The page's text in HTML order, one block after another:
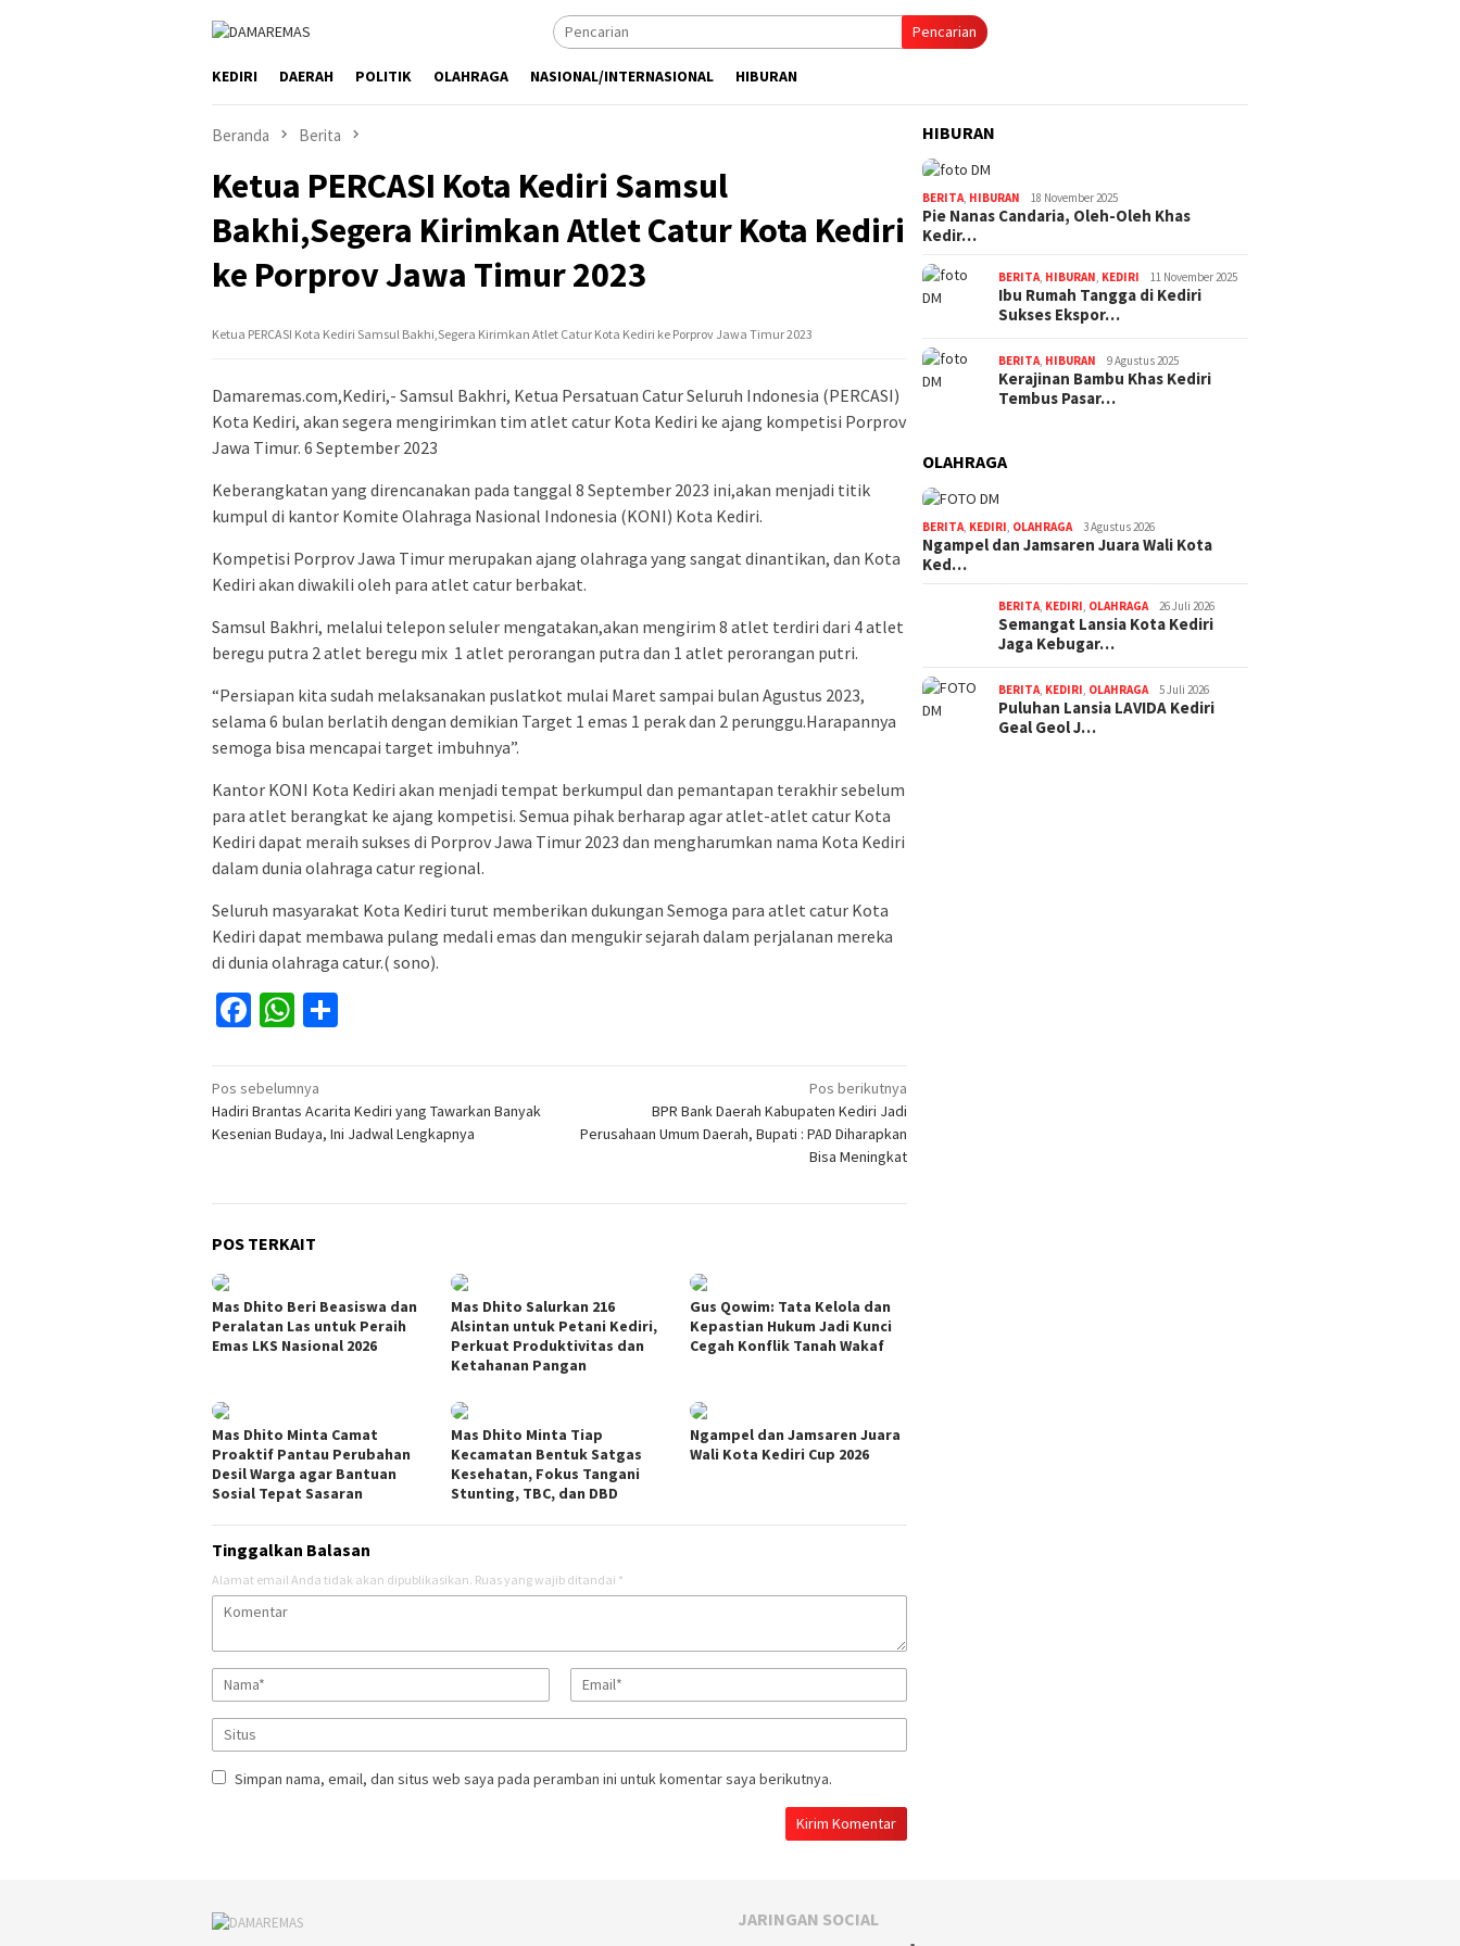
Pencarian
KEDIRI DAERAH POLITIK OLAHRAGA NASIONAL/INTERNASIONAL HIBURAN
Beranda Berita
Ketua PERCASI Kota Kediri Samsul
Bakhi,Segera Kirimkan Atlet Catur Kota Kediri
ke Porprov Jawa Timur 2023
Ketua PERCASI Kota Kediri Samsul Bakhi,Segera Kirimkan Atlet Catur Kota Kediri ke Porprov Jawa Timur 2023
Damaremas.com,Kediri,- Samsul Bakhri, Ketua Persatuan Catur Seluruh Indonesia (PERCASI)
Kota Kediri, akan segera mengirimkan tim atlet catur Kota Kediri ke ajang kompetisi Porprov
Jawa Timur. 6 September 2023
Keberangkatan yang direncanakan pada tanggal 8 September 2023 ini,akan menjadi titik
kumpul di kantor Komite Olahraga Nasional Indonesia (KONI) Kota Kediri.
Kompetisi Porprov Jawa Timur merupakan ajang olahraga yang sangat dinantikan, dan Kota
Kediri akan diwakili oleh para atlet catur berbakat.
Samsul Bakhri, melalui telepon seluler mengatakan,akan mengirim 8 atlet terdiri dari 4 atlet
beregu putra 2 atlet beregu mix 1 atlet perorangan putra dan 1 atlet perorangan putri.
“Persiapan kita sudah melaksanakan puslatkot mulai Maret sampai bulan Agustus 2023,
selama 6 bulan berlatih dengan demikian Target 1 emas 1 perak dan 2 perunggu.Harapannya
semoga bisa mencapai target imbuhnya”.
Kantor KONI Kota Kediri akan menjadi tempat berkumpul dan pemantapan terakhir sebelum
para atlet berangkat ke ajang kompetisi. Semua pihak berharap agar atlet-atlet catur Kota
Kediri dapat meraih sukses di Porprov Jawa Timur 2023 dan mengharumkan nama Kota Kediri
dalam dunia olahraga catur regional.
Seluruh masyarakat Kota Kediri turut memberikan dukungan Semoga para atlet catur Kota
Kediri dapat membawa pulang medali emas dan mengukir sejarah dalam perjalanan mereka
di dunia olahraga catur.( sono).
Facebook
WhatsApp
Navigasi
pos
Pos sebelumnya
Hadiri Brantas Acarita Kediri yang Tawarkan Banyak
Kesenian Budaya, Ini Jadwal Lengkapnya
Pos berikutnya
BPR Bank Daerah Kabupaten Kediri Jadi
Perusahaan Umum Daerah, Bupati : PAD Diharapkan
Bisa Meningkat
POS TERKAIT
Mas Dhito Beri Beasiswa dan
Peralatan Las untuk Peraih
Emas LKS Nasional 2026
Mas Dhito Salurkan 216
Alsintan untuk Petani Kediri,
Perkuat Produktivitas dan
Ketahanan Pangan
Gus Qowim: Tata Kelola dan
Kepastian Hukum Jadi Kunci
Cegah Konflik Tanah Wakaf
Mas Dhito Minta Camat
Proaktif Pantau Perubahan
Desil Warga agar Bantuan
Sosial Tepat Sasaran
Mas Dhito Minta Tiap
Kecamatan Bentuk Satgas
Kesehatan, Fokus Tangani
Stunting, TBC, dan DBD
Ngampel dan Jamsaren Juara
Wali Kota Kediri Cup 2026
Tinggalkan Balasan
Alamat email Anda tidak akan dipublikasikan. Ruas yang wajib ditandai *
Simpan nama, email, dan situs web saya pada peramban ini untuk komentar saya berikutnya.
HIBURAN
BERITA, HIBURAN 18 November 2025
Pie Nanas Candaria, Oleh-Oleh Khas
Kedir…
BERITA, HIBURAN, KEDIRI 11 November 2025
Ibu Rumah Tangga di Kediri
Sukses Ekspor…
BERITA, HIBURAN 9 Agustus 2025
Kerajinan Bambu Khas Kediri
Tembus Pasar…
OLAHRAGA
BERITA, KEDIRI, OLAHRAGA 3 Agustus 2026
Ngampel dan Jamsaren Juara Wali Kota
Ked…
BERITA, KEDIRI, OLAHRAGA 26 Juli 2026
Semangat Lansia Kota Kediri
Jaga Kebugar…
BERITA, KEDIRI, OLAHRAGA 5 Juli 2026
Puluhan Lansia LAVIDA Kediri
Geal Geol J…
JARINGAN SOCIAL